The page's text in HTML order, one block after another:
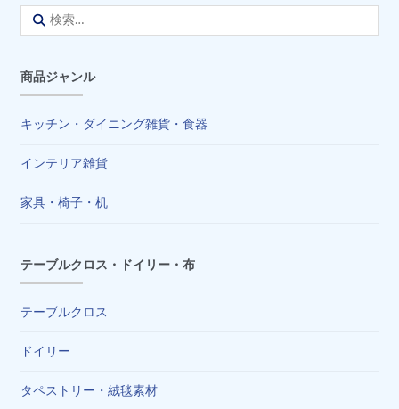
索:
商品ジャンル
キッチン・ダイニング雑貨・食器
インテリア雑貨
家具・椅子・机
テーブルクロス・ドイリー・布
テーブルクロス
ドイリー
タペストリー・絨毯素材